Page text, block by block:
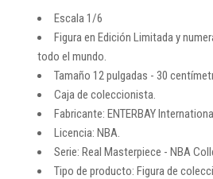
Escala 1/6
Figura en Edición Limitada y
todo el mundo.
Tamaño 12 pulgadas - 30
Caja de coleccionista.
Fabricante: ENTERBAY
Licencia: NBA.
Serie: Real Masterpiece - NBA
Tipo de producto: Figura de